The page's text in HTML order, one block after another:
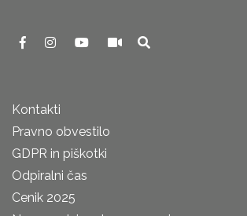
Kontakti
Pravno obvestilo
GDPR in piškotki
Odpiralni čas
Cenik 2025